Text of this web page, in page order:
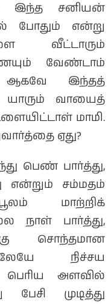
இந்த சனியன்
போதும் என்று
வீட்டாரும்
வேண்டாம்
ஆகவே இந்தத்
யாரும் வாயைத்
மாமி.
ஏது?
பெண் பார்த்து,
என்றும் சம்மதம்
மாற்றிக்
நாள் பார்த்து,
சொந்தமான
நிச்சய
பெரிய அளவில்
முடித்து